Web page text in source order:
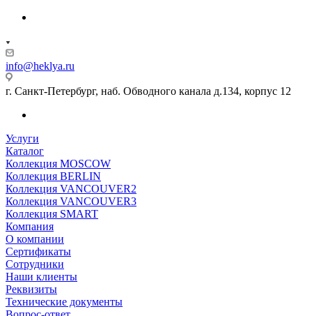
info@heklya.ru
г. Санкт-Петербург, наб. Обводного канала д.134, корпус 12
Услуги
Каталог
Коллекция MOSCOW
Коллекция BERLIN
Коллекция VANCOUVER2
Коллекция VANCOUVER3
Коллекция SMART
Компания
О компании
Сертификаты
Сотрудники
Наши клиенты
Реквизиты
Технические документы